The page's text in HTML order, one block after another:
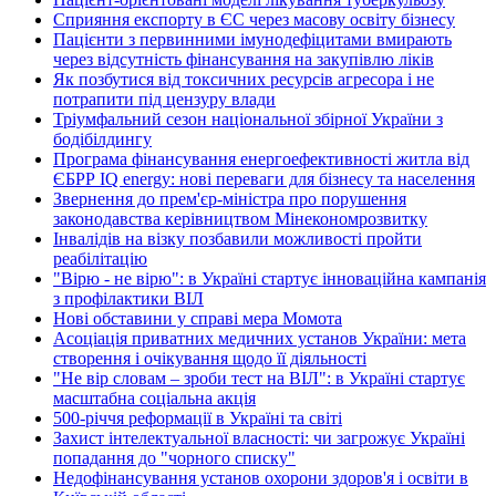
Сприяння експорту в ЄС через масову освіту бізнесу
Пацієнти з первинними імунодефіцитами вмирають
через відсутність фінансування на закупівлю ліків
Як позбутися від токсичних ресурсів агресора і не
потрапити під цензуру влади
Тріумфальний сезон національної збірної України з
бодібілдингу
Програма фінансування енергоефективності житла від
ЄБРР IQ energy: нові переваги для бізнесу та населення
Звернення до прем'єр-міністра про порушення
законодавства керівництвом Мінекономрозвитку
Інвалідів на візку позбавили можливості пройти
реабілітацію
"Вірю - не вірю": в Україні стартує інноваційна кампанія
з профілактики ВІЛ
Нові обставини у справі мера Момота
Асоціація приватних медичних установ України: мета
створення і очікування щодо її діяльності
"Не вір словам – зроби тест на ВІЛ": в Україні стартує
масштабна соціальна акція
500-річчя реформації в Україні та світі
Захист інтелектуальної власності: чи загрожує Україні
попадання до "чорного списку"
Недофінансування установ охорони здоров'я і освіти в